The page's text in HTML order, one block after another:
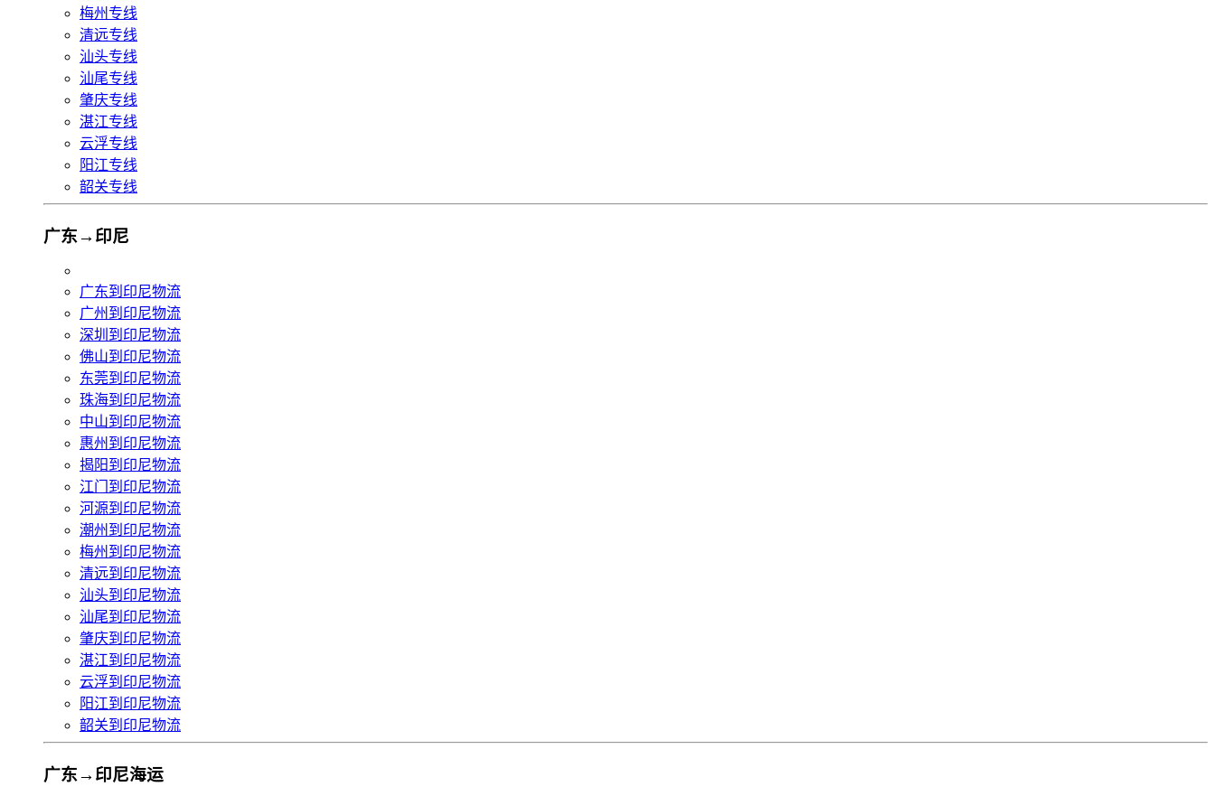
梅州专线
清远专线
汕头专线
汕尾专线
肇庆专线
湛江专线
云浮专线
阳江专线
韶关专线
广东→印尼
广东到印尼物流
广州到印尼物流
深圳到印尼物流
佛山到印尼物流
东莞到印尼物流
珠海到印尼物流
中山到印尼物流
惠州到印尼物流
揭阳到印尼物流
江门到印尼物流
河源到印尼物流
潮州到印尼物流
梅州到印尼物流
清远到印尼物流
汕头到印尼物流
汕尾到印尼物流
肇庆到印尼物流
湛江到印尼物流
云浮到印尼物流
阳江到印尼物流
韶关到印尼物流
广东→印尼海运